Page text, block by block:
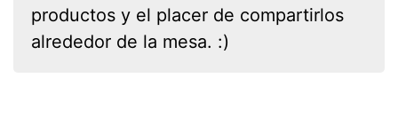
productos y el placer de compartirlos
alrededor de la mesa. :)